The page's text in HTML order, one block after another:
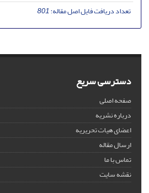
تعداد دریافت فایل اصل مقاله:801
دسترسی سریع
صفحه اصلی
درباره نشریه
اعضای هیات تحریریه
ارسال مقاله
تماس با ما
نقشه سایت